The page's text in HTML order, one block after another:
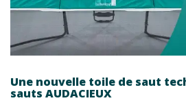
Une nouvelle toile de saut
sauts AUDACIEUX